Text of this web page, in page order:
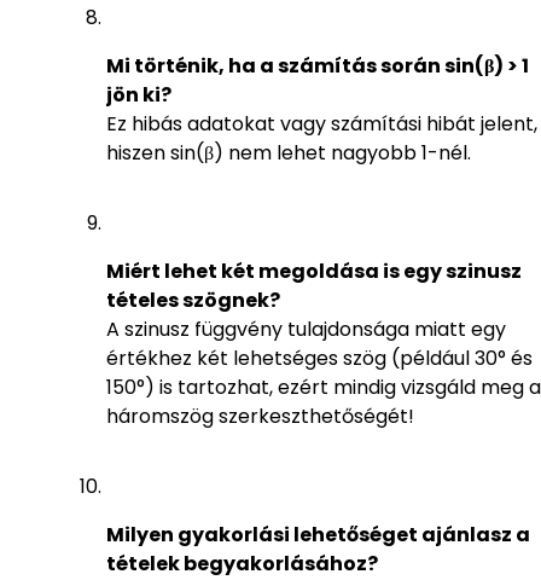
Mi történik, ha a számítás során sin(β) > 1
jön ki?
Ez hibás adatokat vagy számítási hibát jelent,
hiszen sin(β) nem lehet nagyobb 1-nél.
Miért lehet két megoldása is egy szinusz
tételes szögnek?
A szinusz függvény tulajdonsága miatt egy
értékhez két lehetséges szög (például 30° és
150°) is tartozhat, ezért mindig vizsgáld meg a
háromszög szerkeszthetőségét!
Milyen gyakorlási lehetőséget ajánlasz a
tételek begyakorlásához?